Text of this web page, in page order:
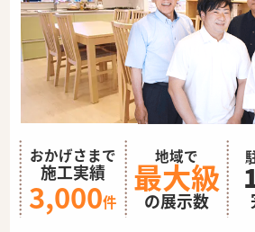
おかげさまで
施工実績
3,000件
地域で
最大級
の展示数